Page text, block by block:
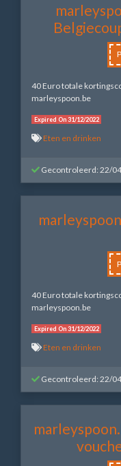
40 Euro totale
marleyspoon.be
Expired On 31/12/2022
Eten en drinken
Gecontroleerd: 22/
40 Euro totale
marleyspoon.be
Expired On 31/12/2022
Eten en drinken
Gecontroleerd: 22/